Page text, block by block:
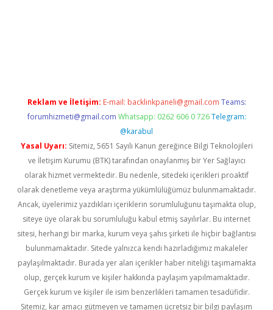
Reklam ve İletişim: E-mail: backlinkpaneli@gmail.com Teams:
forumhizmeti@gmail.com Whatsapp: 0262 606 0 726 Telegram:
@karabul
Yasal Uyarı: Sitemiz, 5651 Sayılı Kanun gereğince Bilgi Teknolojileri
ve İletişim Kurumu (BTK) tarafından onaylanmış bir Yer Sağlayıcı
olarak hizmet vermektedir. Bu nedenle, sitedeki içerikleri proaktif
olarak denetleme veya araştırma yükümlülüğümüz bulunmamaktadır.
Ancak, üyelerimiz yazdıkları içeriklerin sorumluluğunu taşımakta olup,
siteye üye olarak bu sorumluluğu kabul etmiş sayılırlar. Bu internet
sitesi, herhangi bir marka, kurum veya şahıs şirketi ile hiçbir bağlantısı
bulunmamaktadır. Sitede yalnızca kendi hazırladığımız makaleler
paylaşılmaktadır. Burada yer alan içerikler haber niteliği taşımamakta
olup, gerçek kurum ve kişiler hakkında paylaşım yapılmamaktadır.
Gerçek kurum ve kişiler ile isim benzerlikleri tamamen tesadüfidir.
Sitemiz, kar amacı gütmeyen ve tamamen ücretsiz bir bilgi paylaşım